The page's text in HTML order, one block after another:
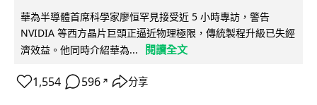
華為半導體首席科學家廖恒罕見接受近 5 小時專訪，警告
NVIDIA 等西方晶片巨頭正逼近物理極限，傳統製程升級已失經
濟效益。他同時介紹華為...
閱讀全文
1,554 596 ↗ 分享